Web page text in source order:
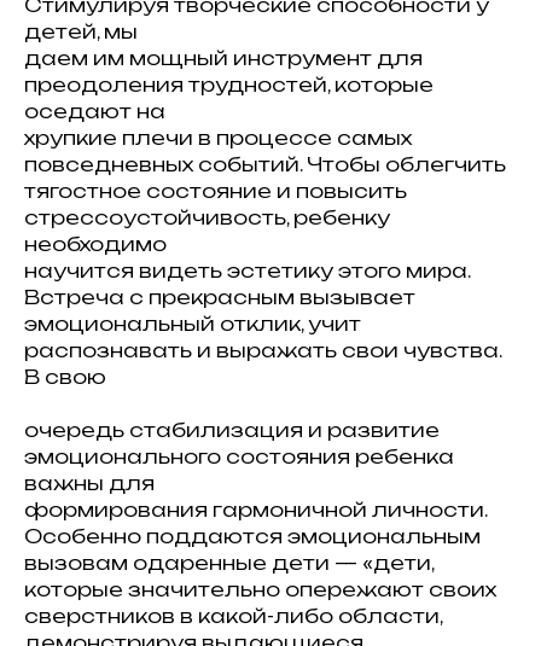
Стимулируя творческие способности у
детей, мы
даем им мощный инструмент для
преодоления трудностей, которые
оседают на
хрупкие плечи в процессе самых
повседневных событий. Чтобы облегчить
тягостное состояние и повысить
стрессоустойчивость, ребенку
необходимо
научится видеть эстетику этого мира.
Встреча с прекрасным вызывает
эмоциональный отклик, учит
распознавать и выражать свои чувства.
В свою
очередь стабилизация и развитие
эмоционального состояния ребенка
важны для
формирования гармоничной личности.
Особенно поддаются эмоциональным
вызовам одаренные дети — «дети,
которые значительно опережают своих
сверстников в какой-либо области,